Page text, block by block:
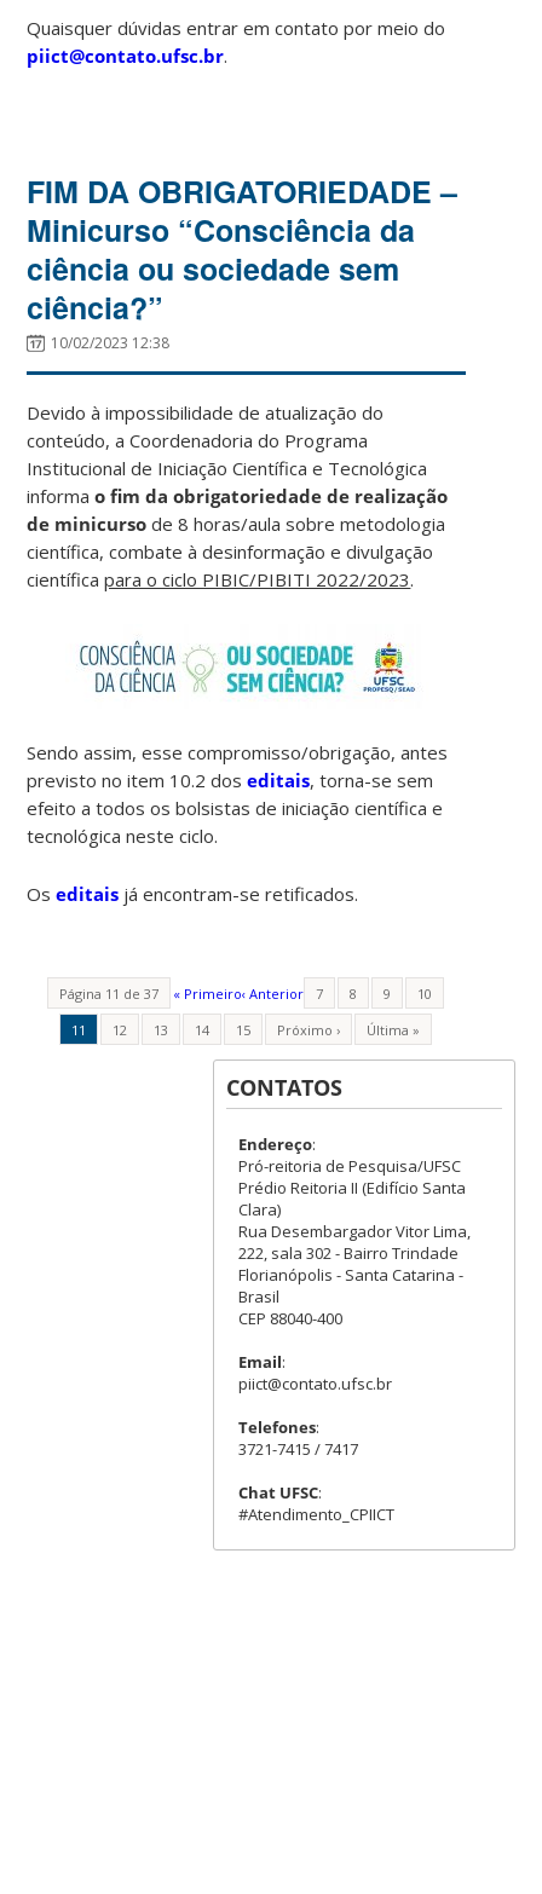
Quaisquer dúvidas entrar em contato por meio do
piict@contato.ufsc.br.
FIM DA OBRIGATORIEDADE –
Minicurso “Consciência da
ciência ou sociedade sem
ciência?”
10/02/2023 12:38
Devido à impossibilidade de atualização do
conteúdo, a Coordenadoria do Programa
Institucional de Iniciação Científica e Tecnológica
informao fim da obrigatoriedade de realização
de minicurso de 8 horas/aula sobre metodologia
científica, combate à desinformação e divulgação
científicapara o ciclo PIBIC/PIBITI 2022/2023.
Sendo assim, esse compromisso/obrigação, antes
previsto no item 10.2 doseditais, torna-se sem
efeito a todos os bolsistas de iniciação científica e
tecnológica neste ciclo.
Oseditais já encontram-se retificados.
Página 11 de 37 « Primeiro‹ Anterior 7 8 9
10
11
12 13 14 15 Próximo › Última »
CONTATOS
Endereço:
Pró-reitoria de Pesquisa/UFSC
Prédio Reitoria II (Edifício Santa
Clara)
Rua Desembargador Vitor Lima,
222, sala 302 - Bairro Trindade
Florianópolis - Santa Catarina -
Brasil
CEP 88040-400
Email:
piict@contato.ufsc.br
Telefones:
3721-7415 / 7417
Chat UFSC:
#Atendimento_CPIICT